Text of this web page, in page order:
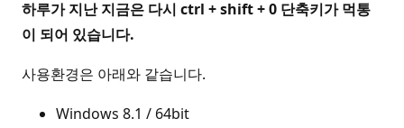
하루가 지난 지금은 다시 ctrl + shift + 0 단축키가 먹통
이 되어 있습니다.
사용환경은 아래와 같습니다.
Windows 8.1 / 64bit